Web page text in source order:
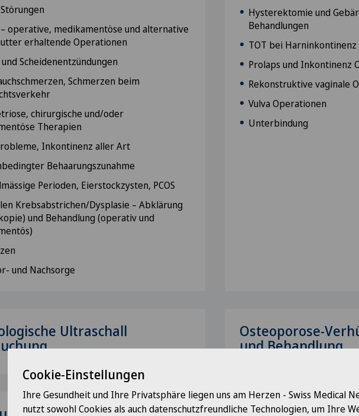
operative, medikamentöse und alternative
erhaltende Operationen
und Scheidenentzündungen
Schmerzen beim
chirurgische und/oder
Therapien
Inkontinenz aller Art
Behaarungszunahme
Perioden, Eierstockzysten, PCOS
Krebsabstrichen/Dysplasie – Abklärung
und Behandlung (operativ und
und Nachsorge
Hysterektomie und
Behandlungen
TOT bei Harninkontinenz
Prolaps und Inkontinenz
Rekonstruktive vaginale
Vulva Operationen
Unterbindung
Ultraschall Osteoporose-
und Behandlung
Cookie-Einstellungen
Ihre Gesundheit und Ihre Privatsphäre liegen uns am Herzen - Swiss Medical
nutzt sowohl Cookies als auch datenschutzfreundliche Technologien, um Ihre